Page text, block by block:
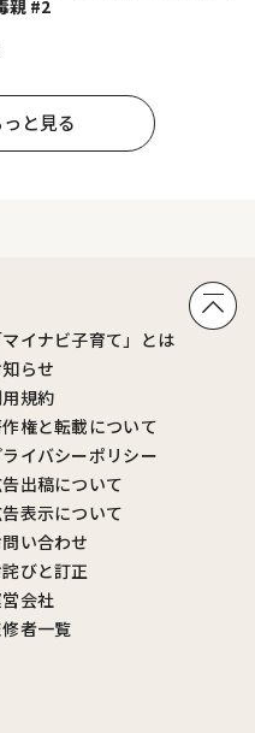
親 #2
と見る
マイナビ子育て」とは
らせ
規約
権と転載について
イバシーポリシー
出稿について
表示について
い合わせ
びと訂正
会社
者一覧